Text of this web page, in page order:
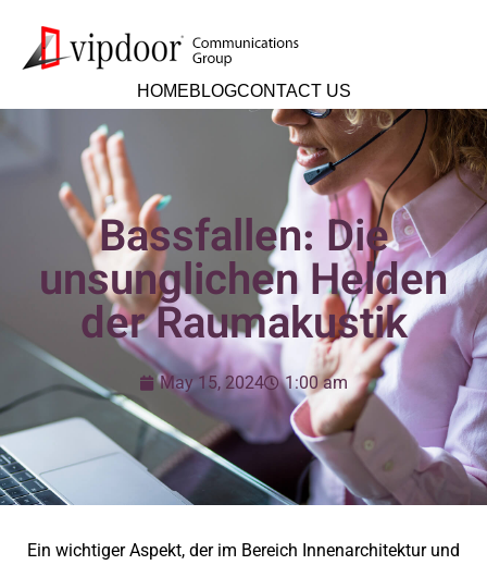
HOMEBLOGCONTACT US
Bassfallen: Die
unsunglichen Helden
der Raumakustik
May 15, 2024 1:00 am
Ein wichtiger Aspekt, der im Bereich Innenarchitektur und